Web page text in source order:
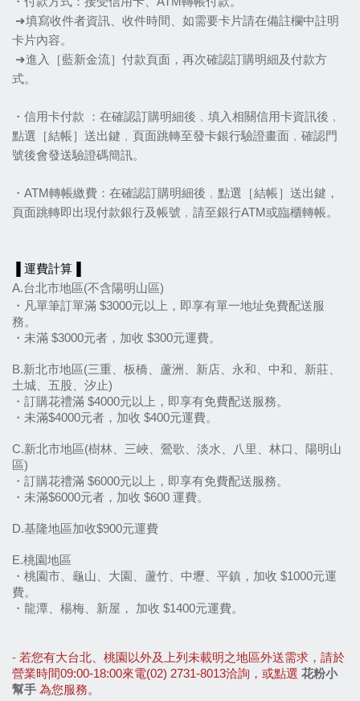
➜填寫收件者資訊、收件時間、如需要卡片請在備註欄中註明
卡片內容。
➜進入［藍新金流］付款頁面，再次確認訂購明細及付款方
式。
・信用卡付款 ：在確認訂購明細後﹐填入相關信用卡資訊後﹐
點選［結帳］送出鍵﹐頁面跳轉至發卡銀行驗證畫面﹐確認門
號後會發送驗證碼簡訊。
・ATM轉帳繳費：在確認訂購明細後﹐點選［結帳］送出鍵，
頁面跳轉即出現付款銀行及帳號﹐請至銀行ATM或臨櫃轉帳。
▐ 運費計算▐
A.台北市地區(不含陽明山區)
・凡單筆訂單滿 $3000元以上，即享有單一地址免費配送服
務。
・未滿 $3000元者，加收 $300元運費。
B.新北市地區(三重、板橋、蘆洲、新店、永和、中和、新莊、
土城、五股、汐止)
・訂購花禮滿 $4000元以上，即享有免費配送服務。
・未滿$4000元者，加收 $400元運費。
C.新北市地區(樹林、三峽、鶯歌、淡水、八里、林口、陽明山
區)
・訂購花禮滿 $6000元以上，即享有免費配送服務。
・未滿$6000元者，加收 $600 運費。
D.基隆地區加收$900元運費
E.桃園地區
・桃園市、龜山、大園、蘆竹、中壢、平鎮，加收 $1000元運
費。
・龍潭、楊梅、新屋， 加收 $1400元運費。
- 若您有大台北、桃園以外及上列未載明之地區外送需求，請於
營業時間09:00-18:00來電(02) 2731-8013洽詢，或點選 花粉小
幫手 為您服務。